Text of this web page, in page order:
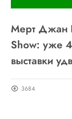
Мерт Джан
Show: уже 4
выставки
3684